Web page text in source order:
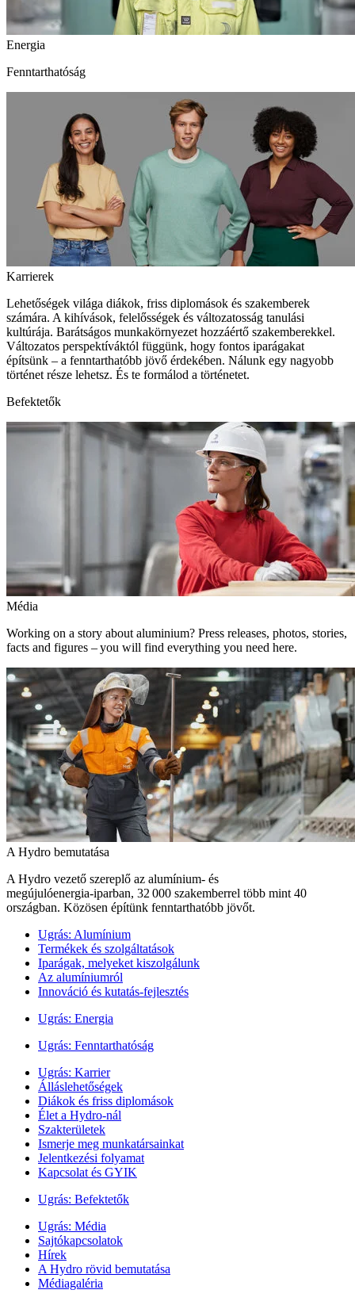
Energia
Fenntarthatóság
Karrierek
Lehetőségek világa diákok, friss diplomások és szakemberek
számára. A kihívások, felelősségek és változatosság tanulási
kultúrája. Barátságos munkakörnyezet hozzáértő szakemberekkel.
Változatos perspektíváktól függünk, hogy fontos iparágakat
építsünk – a fenntarthatóbb jövő érdekében. Nálunk egy nagyobb
történet része lehetsz. És te formálod a történetet.
Befektetők
Média
Working on a story about aluminium? Press releases, photos, stories,
facts and figures – you will find everything you need here.
A Hydro bemutatása
A Hydro vezető szereplő az alumínium- és
megújulóenergia‑iparban, 32 000 szakemberrel több mint 40
országban. Közösen építünk fenntarthatóbb jövőt.
Ugrás: Alumínium
Termékek és szolgáltatások
Iparágak, melyeket kiszolgálunk
Az alumíniumról
Innováció és kutatás-fejlesztés
Ugrás: Energia
Ugrás: Fenntarthatóság
Ugrás: Karrier
Álláslehetőségek
Diákok és friss diplomások
Élet a Hydro-nál
Szakterületek
Ismerje meg munkatársainkat
Jelentkezési folyamat
Kapcsolat és GYIK
Ugrás: Befektetők
Ugrás: Média
Sajtókapcsolatok
Hírek
A Hydro rövid bemutatása
Médiagaléria